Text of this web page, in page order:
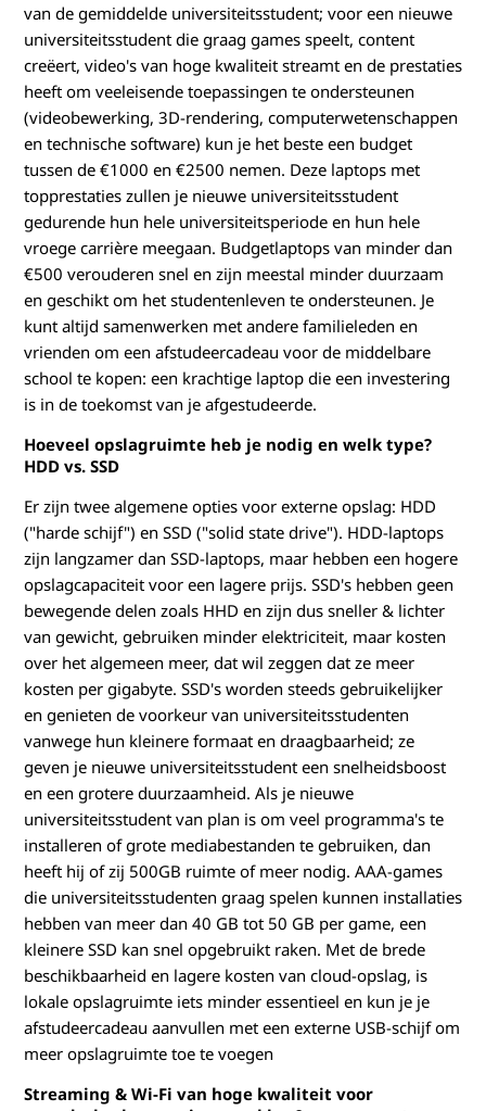
van de gemiddelde universiteitsstudent; voor een nieuwe
universiteitsstudent die graag games speelt, content
creëert, video's van hoge kwaliteit streamt en de prestaties
heeft om veeleisende toepassingen te ondersteunen
(videobewerking, 3D-rendering, computerwetenschappen
en technische software) kun je het beste een budget
tussen de €1000 en €2500 nemen. Deze laptops met
topprestaties zullen je nieuwe universiteitsstudent
gedurende hun hele universiteitsperiode en hun hele
vroege carrière meegaan. Budgetlaptops van minder dan
€500 verouderen snel en zijn meestal minder duurzaam
en geschikt om het studentenleven te ondersteunen. Je
kunt altijd samenwerken met andere familieleden en
vrienden om een afstudeercadeau voor de middelbare
school te kopen: een krachtige laptop die een investering
is in de toekomst van je afgestudeerde.
Hoeveel opslagruimte heb je nodig en welk type?
HDD vs. SSD
Er zijn twee algemene opties voor externe opslag: HDD
("harde schijf") en SSD ("solid state drive"). HDD-laptops
zijn langzamer dan SSD-laptops, maar hebben een hogere
opslagcapaciteit voor een lagere prijs. SSD's hebben geen
bewegende delen zoals HHD en zijn dus sneller & lichter
van gewicht, gebruiken minder elektriciteit, maar kosten
over het algemeen meer, dat wil zeggen dat ze meer
kosten per gigabyte. SSD's worden steeds gebruikelijker
en genieten de voorkeur van universiteitsstudenten
vanwege hun kleinere formaat en draagbaarheid; ze
geven je nieuwe universiteitsstudent een snelheidsboost
en een grotere duurzaamheid. Als je nieuwe
universiteitsstudent van plan is om veel programma's te
installeren of grote mediabestanden te gebruiken, dan
heeft hij of zij 500GB ruimte of meer nodig. AAA-games
die universiteitsstudenten graag spelen kunnen installaties
hebben van meer dan 40 GB tot 50 GB per game, een
kleinere SSD kan snel opgebruikt raken. Met de brede
beschikbaarheid en lagere kosten van cloud-opslag, is
lokale opslagruimte iets minder essentieel en kun je je
afstudeercadeau aanvullen met een externe USB-schijf om
meer opslagruimte toe te voegen
Streaming & Wi-Fi van hoge kwaliteit voor